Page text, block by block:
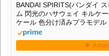
BANDAI SPIRITS(バンダイ
ム 閃光のハサウェイ キルケ
ケール 色分け済みプラモデル